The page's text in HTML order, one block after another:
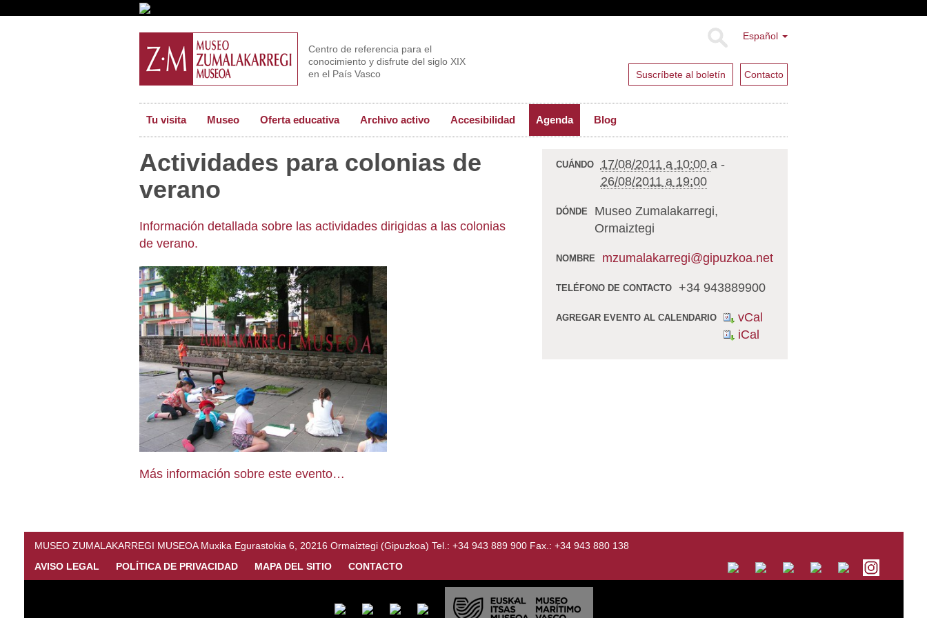
Español
Suscríbete al boletín Contacto
Centro de referencia para el
conocimiento y disfrute del siglo XIX
en el País Vasco
Tu visita Museo Oferta educativa Archivo activo Accesibilidad Agenda Blog
Actividades para colonias de
verano
Información detallada sobre las actividades dirigidas a las colonias
de verano.
Más información sobre este evento…
CUÁNDO 17/08/2011 a 10:00 a -
26/08/2011 a 19:00
DÓNDE
Museo Zumalakarregi,
Ormaiztegi
NOMBRE mzumalakarregi@gipuzkoa.net
TELÉFONO DE CONTACTO +34 943889900
AGREGAR EVENTO AL CALENDARIO
vCal
iCal
MUSEO ZUMALAKARREGI MUSEOA Muxika Egurastokia 6, 20216 Ormaiztegi (Gipuzkoa) Tel.: +34 943 889 900 Fax.: +34 943 880 138
AVISO LEGAL
POLÍTICA DE PRIVACIDAD MAPA DEL SITIO CONTACTO